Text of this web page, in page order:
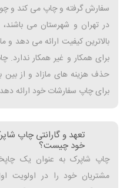
سفارش گرفته و چاپ می کند و
در تهران و شهرستان می
برای همکار و غیر همکار ندارد.
حذف هزینه های مازاد و از بین
برای چاپ سفارشات خود ارائه
تعهد و گارانتی چاپ
خود چیست؟
چاپ شاپرک به عنوان یک
مشتریان خود را در اولویت